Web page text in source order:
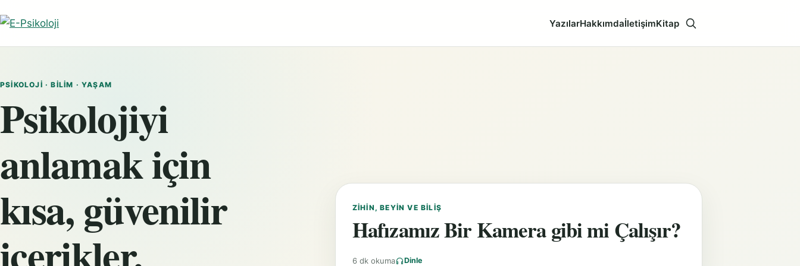
YazılarHakkımdaİletişimKitap Aramayı aç
PSIKOLOJI · BILIM · YAŞAM
Psikolojiyi
anlamak için
kısa, güvenilir ZIHIN, BEYIN VE BILIŞ
Hafızamız Bir Kamera gibi mi Çalışır?
6 dk okuma Dinle